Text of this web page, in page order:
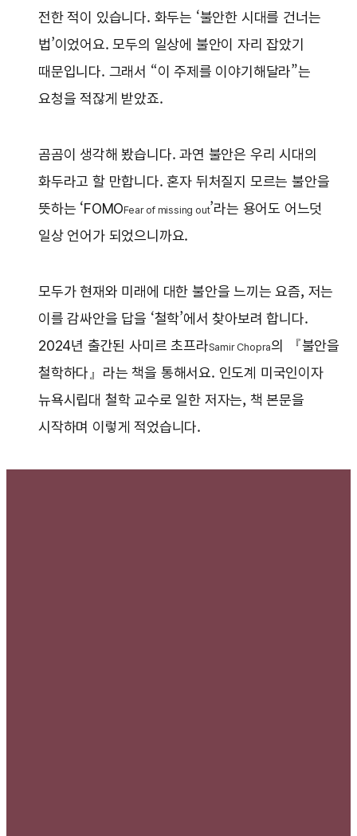
전한 적이 있습니다. 화두는 ‘불안한 시대를 건너는
법’이었어요. 모두의 일상에 불안이 자리 잡았기
때문입니다. 그래서 “이 주제를 이야기해달라”는
요청을 적잖게 받았죠.
곰곰이 생각해 봤습니다. 과연 불안은 우리 시대의
화두라고 할 만합니다. 혼자 뒤처질지 모르는 불안을
뜻하는 ‘FOMOFear of missing out’라는 용어도 어느덧
일상 언어가 되었으니까요.
모두가 현재와 미래에 대한 불안을 느끼는 요즘, 저는
이를 감싸안을 답을 ‘철학’에서 찾아보려 합니다.
2024년 출간된 사미르 초프라Samir Chopra의 『불안을
철학하다』라는 책을 통해서요. 인도계 미국인이자
뉴욕시립대 철학 교수로 일한 저자는, 책 본문을
시작하며 이렇게 적었습니다.